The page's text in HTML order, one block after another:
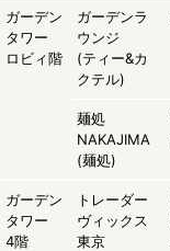
ガーデン
タワー
ロビィ階
ガーデンラ
ウンジ
(ティー&カ
クテル)
麺処
NAKAJIMA
(麺処)
ガーデン
タワー
4階
トレーダー
ヴィックス
東京